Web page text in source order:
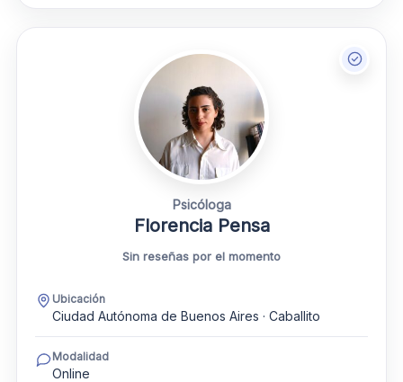
Psicóloga
Florencia Pensa
Sin reseñas por el momento
Ubicación
Ciudad Autónoma de Buenos Aires · Caballito
Modalidad
Online